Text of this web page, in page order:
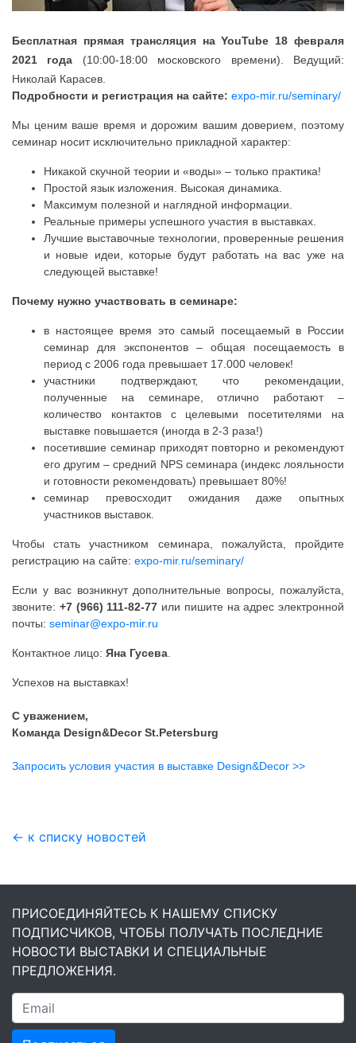
Бесплатная прямая трансляция на YouTube 18 февраля
2021 года (10:00-18:00 московского времени). Ведущий:
Николай Карасев.
Подробности и регистрация на сайте: expo-mir.ru/seminary/
Мы ценим ваше время и дорожим вашим доверием, поэтому
семинар носит исключительно прикладной характер:
Никакой скучной теории и «воды» – только практика!
Простой язык изложения. Высокая динамика.
Максимум полезной и наглядной информации.
Реальные примеры успешного участия в выставках.
Лучшие выставочные технологии, проверенные решения
и новые идеи, которые будут работать на вас уже на
следующей выставке!
Почему нужно участвовать в семинаре:
в настоящее время это самый посещаемый в России
семинар для экспонентов – общая посещаемость в
период с 2006 года превышает 17.000 человек!
участники подтверждают, что рекомендации,
полученные на семинаре, отлично работают –
количество контактов с целевыми посетителями на
выставке повышается (иногда в 2-3 раза!)
посетившие семинар приходят повторно и рекомендуют
его другим – средний NPS семинара (индекс лояльности
и готовности рекомендовать) превышает 80%!
семинар превосходит ожидания даже опытных
участников выставок.
Чтобы стать участником семинара, пожалуйста, пройдите
регистрацию на сайте: expo-mir.ru/seminary/
Если у вас возникнут дополнительные вопросы, пожалуйста,
звоните: +7 (966) 111-82-77 или пишите на адрес электронной
почты: seminar@expo-mir.ru
Контактное лицо: Яна Гусева
Успехов на выставках!
С уважением,
Команда Design&Decor St.Petersburg
Запросить условия участия в выставке Design&Decor >>
← к списку новостей
ПРИСОЕДИНЯЙТЕСЬ К НАШЕМУ СПИСКУ
ПОДПИСЧИКОВ, ЧТОБЫ ПОЛУЧАТЬ ПОСЛЕДНИЕ
НОВОСТИ ВЫСТАВКИ И СПЕЦИАЛЬНЫЕ
ПРЕДЛОЖЕНИЯ.